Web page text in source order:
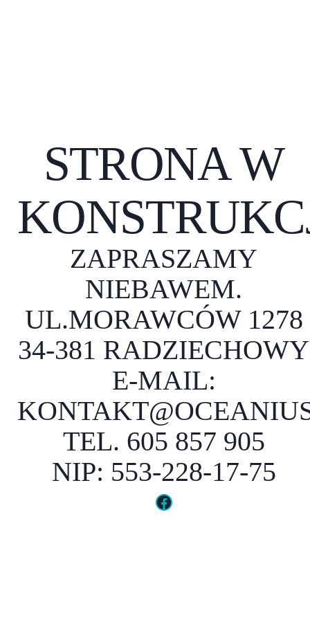
STRONA W
ZAPRASZAMY
NIEBAWEM.
UL.MORAWCÓW 1278
34-381 RADZIECHOWY
E-MAIL:
TEL. 605 857 905
NIP: 553-228-17-75
Facebook